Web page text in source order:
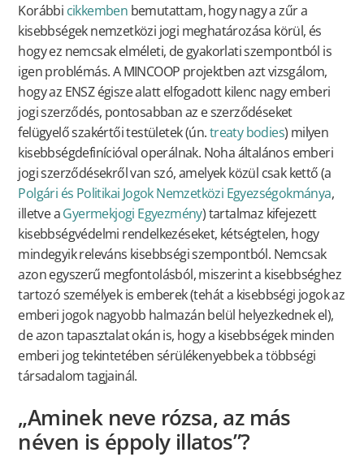
Korábbi cikkemben bemutattam, hogy nagy a zűr a
kisebbségek nemzetközi jogi meghatározása körül, és
hogy ez nemcsak elméleti, de gyakorlati szempontból is
igen problémás. A MINCOOP projektben azt vizsgálom,
hogy az ENSZ égisze alatt elfogadott kilenc nagy emberi
jogi szerződés, pontosabban az e szerződéseket
felügyelő szakértői testületek (ún.treaty bodies) milyen
kisebbségdefinícióval operálnak. Noha általános emberi
jogi szerződésekről van szó, amelyek közül csak kettő (a
Polgári és Politikai Jogok Nemzetközi Egyezségokmánya,
illetve aGyermekjogi Egyezmény) tartalmaz kifejezett
kisebbségvédelmi rendelkezéseket, kétségtelen, hogy
mindegyik releváns kisebbségi szempontból. Nemcsak
azon egyszerű megfontolásból, miszerint a kisebbséghez
tartozó személyek is emberek (tehát a kisebbségi jogok az
emberi jogok nagyobb halmazán belül helyezkednek el),
de azon tapasztalat okán is, hogy a kisebbségek minden
emberi jog tekintetében sérülékenyebbek a többségi
társadalom tagjainál.
„Aminek neve rózsa, az más
néven is éppoly illatos”?